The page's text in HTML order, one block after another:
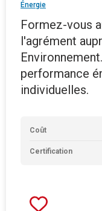
Énergie
Formez-vous
l'agrément
performance
individuelles.
Coût
Certification